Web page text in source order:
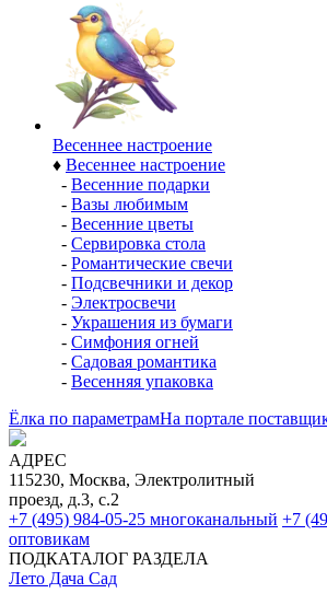
Весеннее настроение
♦ Весеннее настроение
- Весенние подарки
- Вазы любимым
- Весенние цветы
- Сервировка стола
- Романтические свечи
- Подсвечники и декор
- Электросвечи
- Украшения из бумаги
- Симфония огней
- Садовая романтика
- Весенняя упаковка
Ёлка по параметрамНа портале
АДРЕС
115230, Москва, Электролитный
проезд, д.3, с.2
+7 (495) 984-05-25 многоканальный +7
оптовикам
ПОДКАТАЛОГ РАЗДЕЛА
Лето Дача Сад